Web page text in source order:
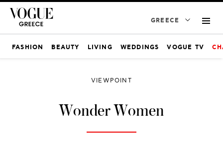
GREECE
FASHION BEAUTY LIVING WEDDINGS VOGUE TV
VIEWPOINT
Wonder Women